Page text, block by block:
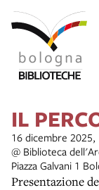
IL
16 dicembre 2025,
@ Biblioteca
Piazza Galvani 1
Presentazione